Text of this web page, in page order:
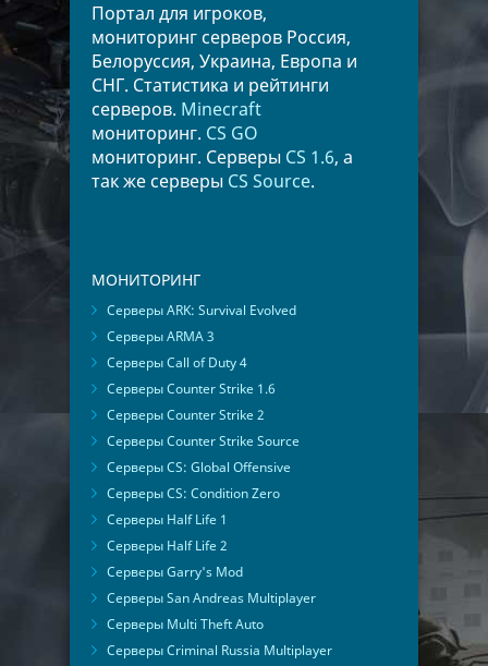
Портал для игроков,
мониторинг серверов Россия,
Белоруссия, Украина, Европа и
СНГ. Статистика и рейтинги
серверов. Minecraft
мониторинг. CS GO
мониторинг. Серверы CS 1.6, а
так же серверы CS Source.
МОНИТОРИНГ
Серверы ARK: Survival Evolved
Серверы ARMA 3
Серверы Call of Duty 4
Серверы Counter Strike 1.6
Серверы Counter Strike 2
Серверы Counter Strike Source
Серверы CS: Global Offensive
Серверы CS: Condition Zero
Серверы Half Life 1
Серверы Half Life 2
Серверы Garry's Mod
Серверы San Andreas Multiplayer
Серверы Multi Theft Auto
Серверы Criminal Russia Multiplayer